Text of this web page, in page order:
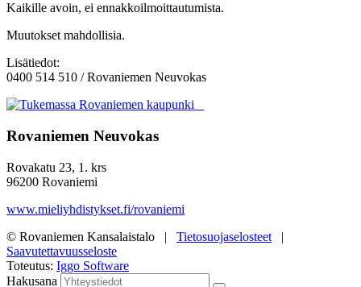
Kaikille avoin, ei ennakkoilmoittautumista.
Muutokset mahdollisia.
Lisätiedot:
0400 514 510 / Rovaniemen Neuvokas
Rovaniemen Neuvokas
Rovakatu 23, 1. krs
96200 Rovaniemi
www.mieliyhdistykset.fi/rovaniemi
© Rovaniemen Kansalaistalo | Tietosuojaselosteet |
Saavutettavuusseloste
Toteutus: Iggo Software
Hakusana